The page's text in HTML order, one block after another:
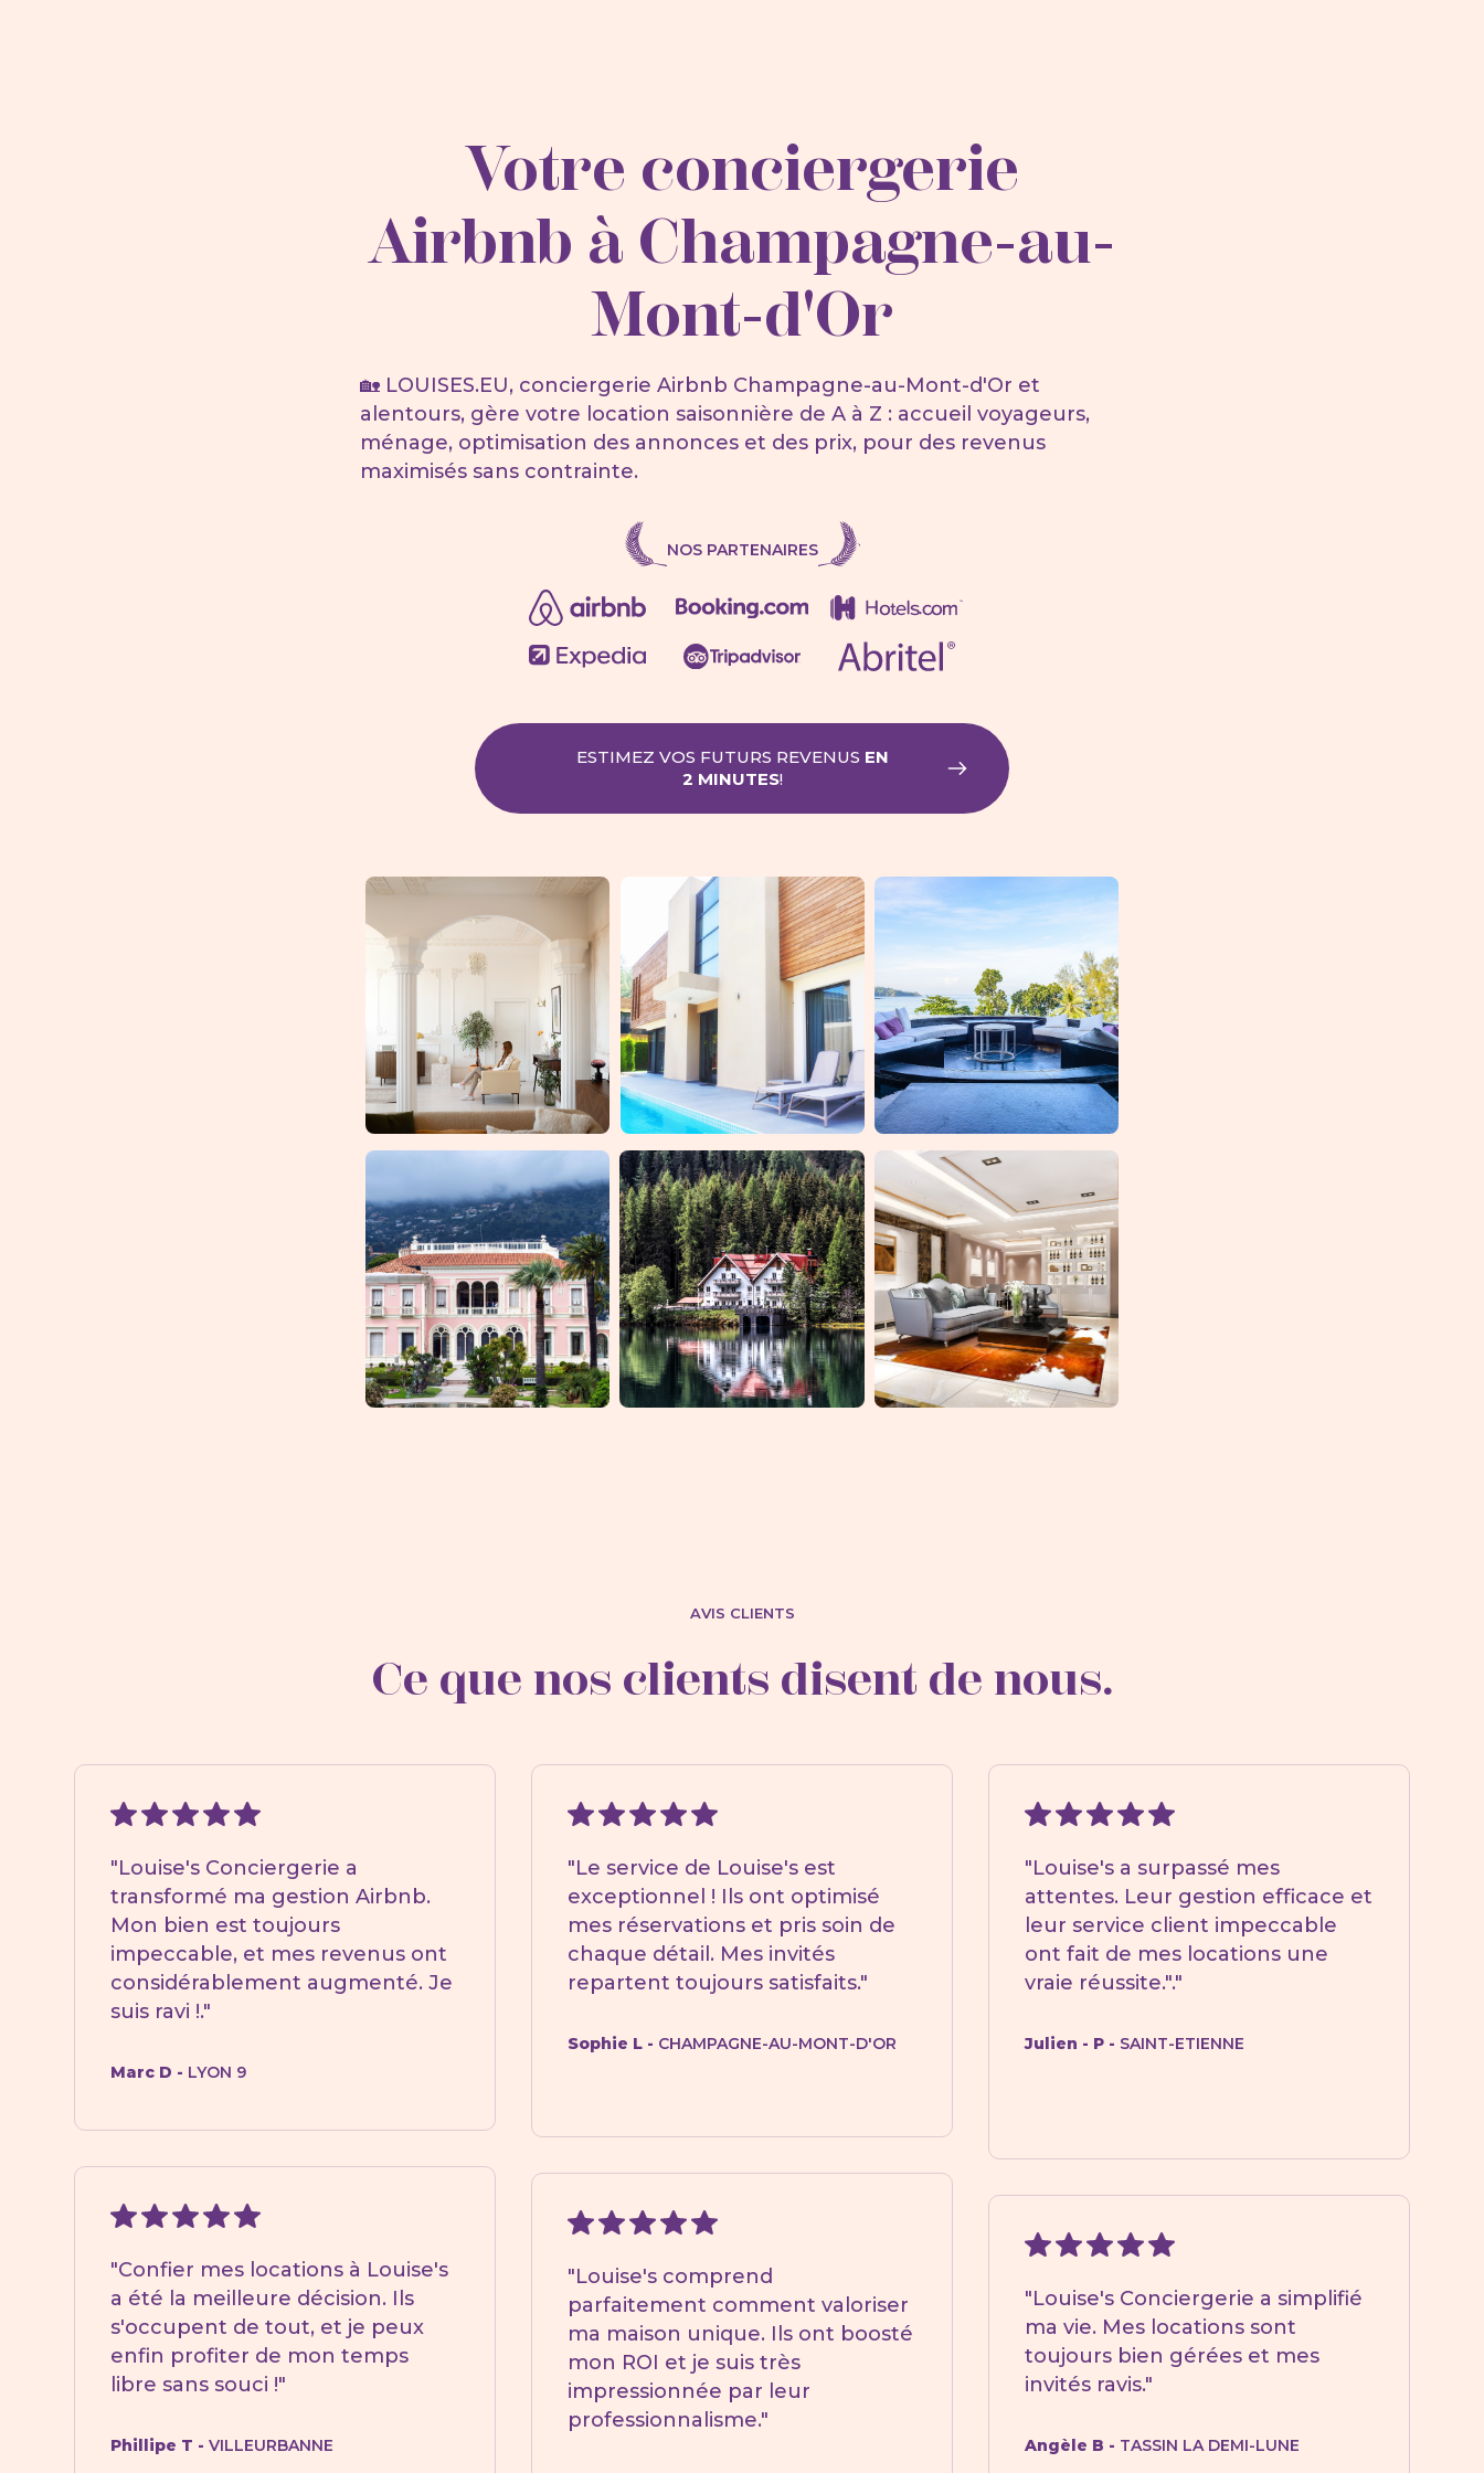
Votre conciergerie
Airbnb à Champagne-au-
Mont-d'Or
🏡 LOUISES.EU, conciergerie Airbnb Champagne-au-Mont-d'Or et
alentours, gère votre location saisonnière de A à Z : accueil voyageurs,
ménage, optimisation des annonces et des prix, pour des revenus
maximisés sans contrainte.
NOS PARTENAIRES
ESTIMEZ VOS FUTURS REVENUS EN
2 MINUTES!
AVIS CLIENTS
Ce que nos clients disent de nous.
"Louise's Conciergerie a
transformé ma gestion Airbnb.
Mon bien est toujours
impeccable, et mes revenus ont
considérablement augmenté. Je
suis ravi !."
Marc D - LYON 9
"Confier mes locations à Louise's
a été la meilleure décision. Ils
s'occupent de tout, et je peux
enfin profiter de mon temps
libre sans souci !"
Phillipe T -VILLEURBANNE
"Le service de Louise's est
exceptionnel ! Ils ont optimisé
mes réservations et pris soin de
chaque détail. Mes invités
repartent toujours satisfaits."
Sophie L - CHAMPAGNE-AU-MONT-D'OR
"Louise's comprend
parfaitement comment valoriser
ma maison unique. Ils ont boosté
mon ROI et je suis très
impressionnée par leur
professionnalisme."
"Louise's a surpassé mes
attentes. Leur gestion efficace et
leur service client impeccable
ont fait de mes locations une
vraie réussite."."
Julien - P - SAINT-ETIENNE
"Louise's Conciergerie a simplifié
ma vie. Mes locations sont
toujours bien gérées et mes
invités ravis."
Angèle B - TASSIN LA DEMI-LUNE